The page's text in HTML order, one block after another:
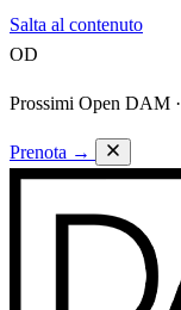
Salta al contenuto
OD
Prossimi Open DAM ·
Prenota →